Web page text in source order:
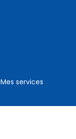
Mes services